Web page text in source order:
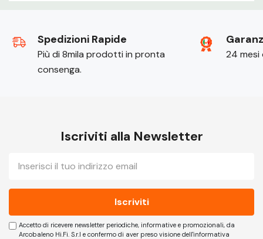
Spedizioni Rapide
Più di 8mila prodotti in pronta
consenga.
24
Iscriviti alla Newsletter
Accetto di ricevere newsletter periodiche, informative e promozionali, da
Arcobaleno Hi.Fi. S.r.l e confermo di aver preso visione dell'informativa